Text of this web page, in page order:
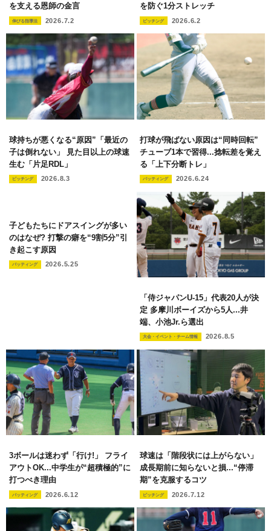
を支える恩師の金言
伸びる指導法 2026.7.2
を防ぐ1分ストレッチ
ピッチング 2026.6.2
球持ちが悪くなる“原因”「最近の
子は倒れない」 見た目以上の球速
生む「片足RDL」
ピッチング 2026.8.3
打球が飛ばない原因は“同時回転”
チューブ1本で習得...捻転差を覚え
る「上下分断トレ」
バッティング 2026.6.24
子どもたちにドアスイングが多い
のはなぜ? 打撃の癖を“9割5分”引
き起こす原因
バッティング 2026.5.25
「侍ジャパンU-15」代表20人が決
定 多摩川ボーイズから5人...井
端、小池Jr.ら選出
大会・イベント・チーム情報 2026.8.5
3ボールは迷わず「行け!」 フライ
アウトOK...中学生が“超積極的”に
打つべき理由
バッティング 2026.6.12
球速は「階段状には上がらない」
成長期前に知らないと損...“停滞
期”を克服するコツ
ピッチング 2026.7.12